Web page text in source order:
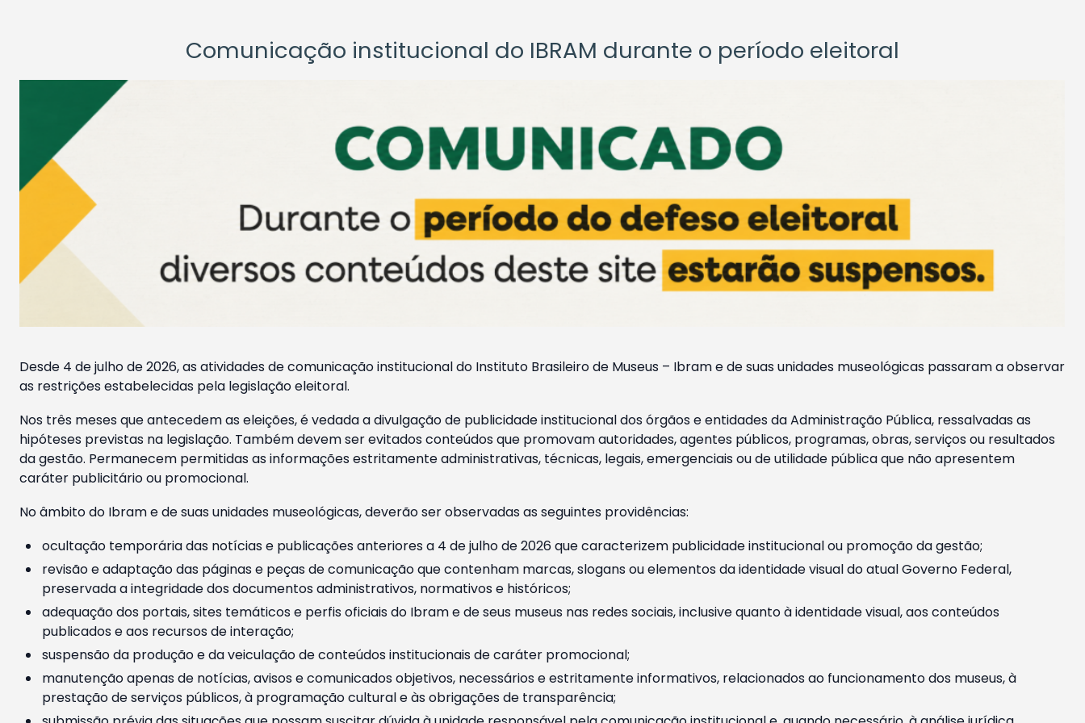
Comunicação institucional do IBRAM durante o período eleitoral
Desde 4 de julho de 2026, as atividades de comunicação institucional do Instituto Brasileiro de Museus – Ibram e de suas unidades museológicas passaram a observar
as restrições estabelecidas pela legislação eleitoral.
Nos três meses que antecedem as eleições, é vedada a divulgação de publicidade institucional dos órgãos e entidades da Administração Pública, ressalvadas as
hipóteses previstas na legislação. Também devem ser evitados conteúdos que promovam autoridades, agentes públicos, programas, obras, serviços ou resultados
da gestão. Permanecem permitidas as informações estritamente administrativas, técnicas, legais, emergenciais ou de utilidade pública que não apresentem
caráter publicitário ou promocional.
No âmbito do Ibram e de suas unidades museológicas, deverão ser observadas as seguintes providências:
ocultação temporária das notícias e publicações anteriores a 4 de julho de 2026 que caracterizem publicidade institucional ou promoção da gestão;
revisão e adaptação das páginas e peças de comunicação que contenham marcas, slogans ou elementos da identidade visual do atual Governo Federal,
preservada a integridade dos documentos administrativos, normativos e históricos;
adequação dos portais, sites temáticos e perfis oficiais do Ibram e de seus museus nas redes sociais, inclusive quanto à identidade visual, aos conteúdos
publicados e aos recursos de interação;
suspensão da produção e da veiculação de conteúdos institucionais de caráter promocional;
manutenção apenas de notícias, avisos e comunicados objetivos, necessários e estritamente informativos, relacionados ao funcionamento dos museus, à
prestação de serviços públicos, à programação cultural e às obrigações de transparência;